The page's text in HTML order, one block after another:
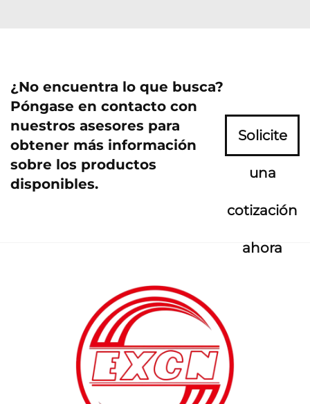
¿No encuentra lo que busca?
Póngase en contacto con
nuestros asesores para
obtener más información
sobre los productos
disponibles.
Solicite
una
cotización
ahora